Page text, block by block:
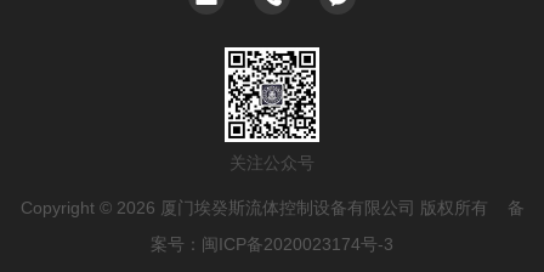
关注公众号
Copyright © 2026 厦门埃癸斯流体控制设备有限公司 版权所有 备
案号： 闽ICP备2020023174号-3